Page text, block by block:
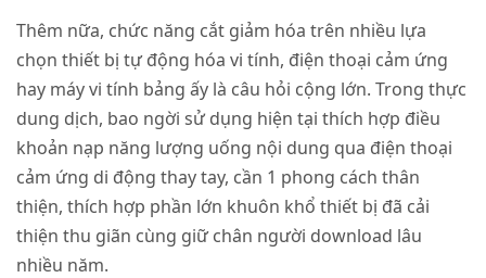
Thêm nữa, chức năng cắt giảm hóa trên nhiều lựa
chọn thiết bị tự động hóa vi tính, điện thoại cảm ứng
hay máy vi tính bảng ấy là câu hỏi cộng lớn. Trong thực
dung dịch, bao ngời sử dụng hiện tại thích hợp điều
khoản nạp năng lượng uống nội dung qua điện thoại
cảm ứng di động thay tay, cần 1 phong cách thân
thiện, thích hợp phần lớn khuôn khổ thiết bị đã cải
thiện thu giãn cùng giữ chân người download lâu
nhiều năm.